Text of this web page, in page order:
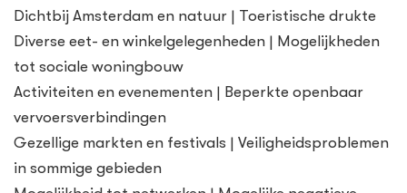
Dichtbij Amsterdam en natuur | Toeristische drukte
Diverse eet- en winkelgelegenheden | Mogelijkheden
tot sociale woningbouw
Activiteiten en evenementen | Beperkte openbaar
vervoersverbindingen
Gezellige markten en festivals | Veiligheidsproblemen
in sommige gebieden